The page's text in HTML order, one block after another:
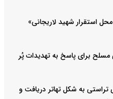
استقرار شهید لاریجانی»
برای پاسخ به تهدیدات پُر
تراستی به شکل تهاتر دریافت و